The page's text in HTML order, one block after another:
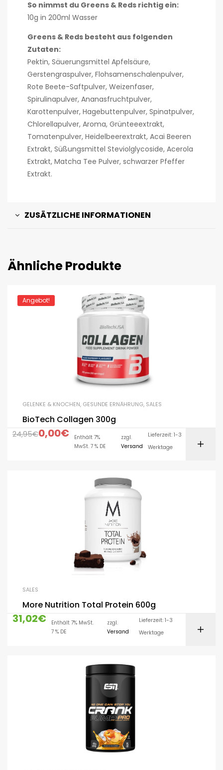
So nimmst du Greens & Reds richtig ein:
10g in 200ml Wasser
Greens & Reds besteht aus folgenden
Zutaten:
Pektin, Säuerungsmittel Apfelsäure,
Gerstengraspulver, Flohsamenschalenpulver,
Rote Beete-Saftpulver, Weizenfaser,
Spirulinapulver, Ananasfruchtpulver,
Karottenpulver, Hagebuttenpulver, Spinatpulver,
Chlorellapulver, Aroma, Grünteeextrakt,
Tomatenpulver, Heidelbeerextrakt, Acai Beeren
Extrakt, Süßungsmittel Steviolglycoside, Acerola
Extrakt, Matcha Tee Pulver, schwarzer Pfeffer
Extrakt.
ZUSÄTZLICHE INFORMATIONEN
Ähnliche Produkte
Angebot!
GELENKE & KNOCHEN, GESUNDE ERNÄHRUNG, SALES
BioTech Collagen 300g
24,95€0,00€
Enthält 7%
MwSt. 7 % DE
zzgl.
Versand
Lieferzeit: 1-3
Werktage
SALES
More Nutrition Total Protein 600g
31,02€
Enthält 7% MwSt.
7 % DE
zzgl.
Versand
Lieferzeit: 1-3
Werktage